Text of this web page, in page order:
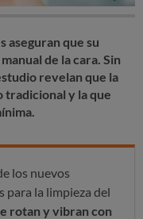
aseguran que su
de la cara. Sin
revelan que la
y la que
los nuevos
para la limpieza del
rotan y vibran con